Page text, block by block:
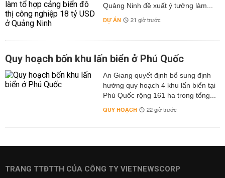
Quảng Ninh đề xuất ý tưởng làm...
DỰ ÁN 21 giờ trước
Quy hoạch bốn khu lấn biển ở Phú Quốc
An Giang quyết định bổ sung định
hướng quy hoạch 4 khu lấn biển tại
Phú Quốc rộng 161 ha trong tổng...
QUY HOẠCH 22 giờ trước
TRANG TTĐTTH CỦA CÔNG TY VIETNEWSCORP